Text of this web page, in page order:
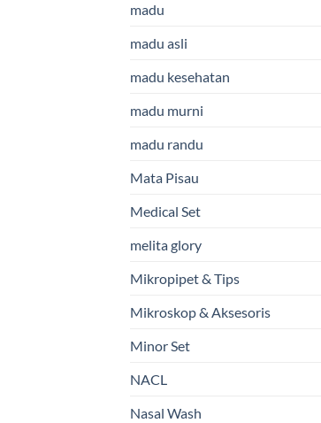
madu
madu asli
madu kesehatan
madu murni
madu randu
Mata Pisau
Medical Set
melita glory
Mikropipet & Tips
Mikroskop & Aksesoris
Minor Set
NACL
Nasal Wash